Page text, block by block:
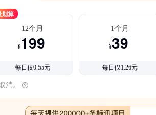
划算
12个月
¥199
每日仅0.55元
1个月
¥39
每日仅1.26元
消。